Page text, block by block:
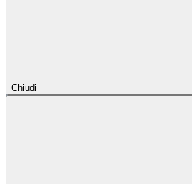
Chiudi